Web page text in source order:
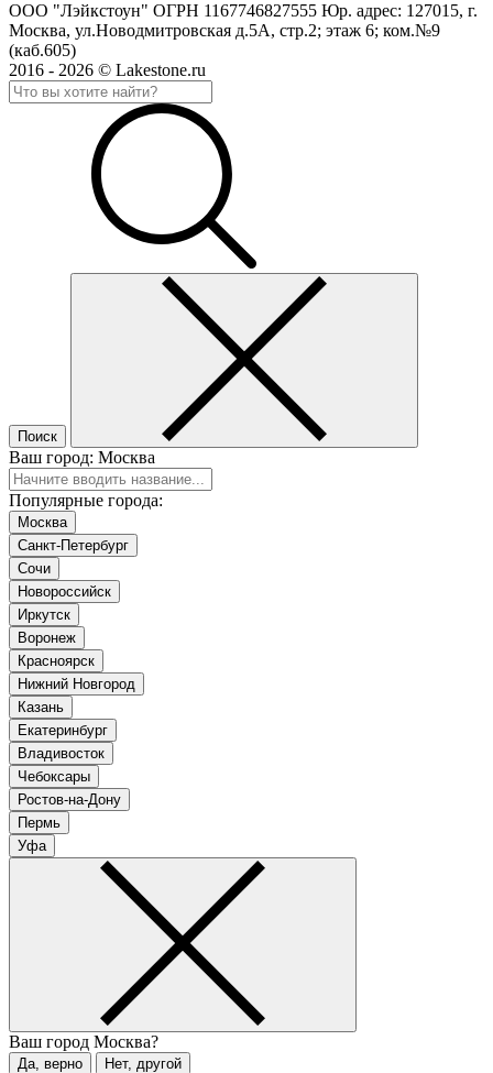
ООО "Лэйкстоун" ОГРН 1167746827555 Юр. адрес: 127015, г.
Москва, ул.Новодмитровская д.5А, стр.2; этаж 6; ком.№9
(каб.605)
2016 - 2026 © Lakestone.ru
Поиск
Ваш город: Москва
Популярные города:
Москва
Санкт-Петербург
Сочи
Новороссийск
Иркутск
Воронеж
Красноярск
Нижний Новгород
Казань
Екатеринбург
Владивосток
Чебоксары
Ростов-на-Дону
Пермь
Уфа
Ваш город Москва?
Да, верно Нет, другой